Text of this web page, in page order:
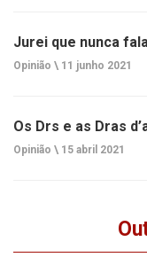
Jurei que nunca
Opinião \ 11 junho 2021
Os Drs e as Dras
Opinião \ 15 abril 2021